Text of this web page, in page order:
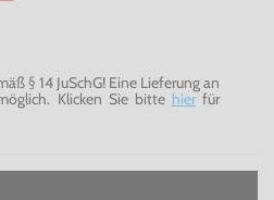
§ 14 JuSchG! Eine Lieferung an
Klicken Sie bitte hierfür